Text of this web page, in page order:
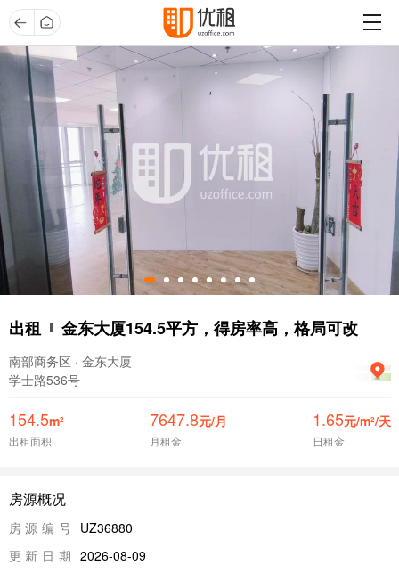
出租 金东大厦154.5平方，得房率高，格局可改
南部商务区 · 金东大厦
学士路536号
154.5m²
出租面积
7647.8元/月
月租金
1.65元/m²/天
日租金
房源概况
房源编号 UZ36880
更新日期 2026-08-09